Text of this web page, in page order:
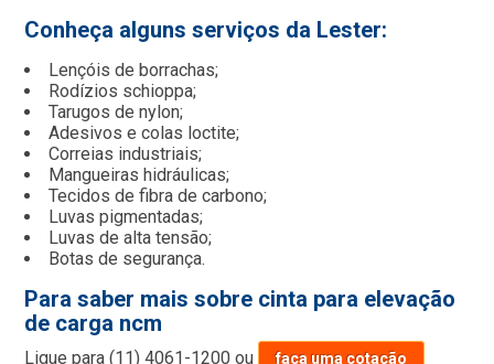
Conheça alguns serviços da Lester:
Lençóis de borrachas;
Rodízios schioppa;
Tarugos de nylon;
Adesivos e colas loctite;
Correias industriais;
Mangueiras hidráulicas;
Tecidos de fibra de carbono;
Luvas pigmentadas;
Luvas de alta tensão;
Botas de segurança.
Para saber mais sobre cinta para elevação
de carga ncm
Ligue para(11) 4061-1200 ou faça uma cotação